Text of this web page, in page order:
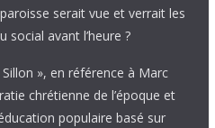
serait vue et verrait les
social avant l’heure ?
», en référence à Marc
chrétienne de l’époque et
populaire basé sur